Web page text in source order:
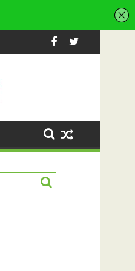
an
rutiere în Gheorgheni: